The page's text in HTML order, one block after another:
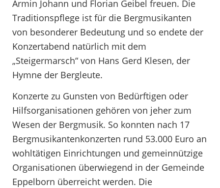
Armin Johann und Florian Geibel freuen. Die
Traditionspflege ist für die Bergmusikanten
von besonderer Bedeutung und so endete der
Konzertabend natürlich mit dem
„Steigermarsch“ von Hans Gerd Klesen, der
Hymne der Bergleute.
Konzerte zu Gunsten von Bedürftigen oder
Hilfsorganisationen gehören von jeher zum
Wesen der Bergmusik. So konnten nach 17
Bergmusikantenkonzerten rund 53.000 Euro an
wohltätigen Einrichtungen und gemeinnützige
Organisationen überwiegend in der Gemeinde
Eppelborn überreicht werden. Die